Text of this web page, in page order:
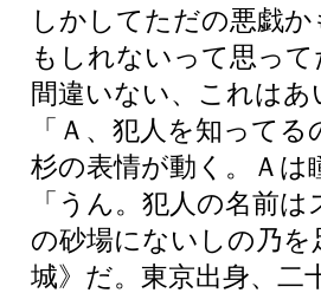
しかしてただの悪戯
もしれないって思っ
間違いない、これは
「Ａ、犯人を知ってる
杉の表情が動く。Ａは
「うん。犯人の名前
の砂場にないしの乃
城》だ。東京出身、二